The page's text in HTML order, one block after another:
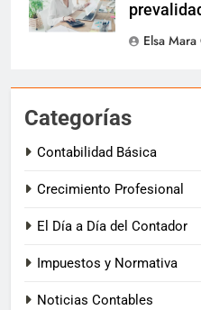
Elsa
Categorías
Contabilidad Básica
Crecimiento Profesional
El Día a Día del Contador
Impuestos y Normativa
Noticias Contables